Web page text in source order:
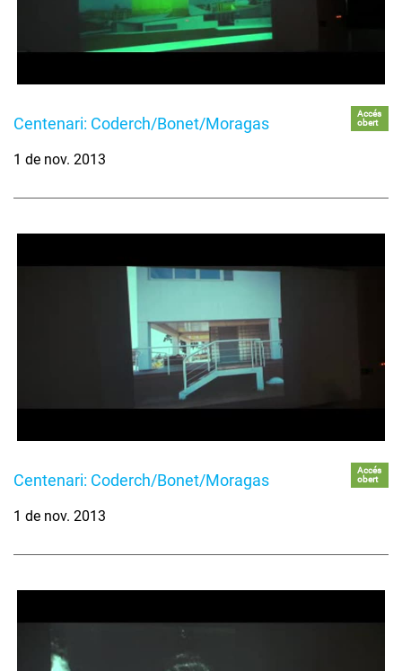
Centenari: Coderch/Bonet/Moragas
Accés
obert
1 de nov. 2013
Centenari: Coderch/Bonet/Moragas
Accés
obert
1 de nov. 2013